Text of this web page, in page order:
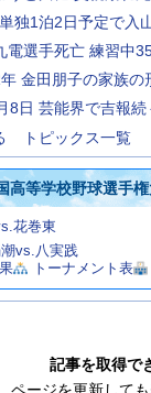
独1泊2日予定で入
電選手死亡 練習中
金田朋子の家族の
8日 芸能界で吉報続
トピックス一覧
高等学校野球選手
花巻東
vs.八実践
トーナメント表
記事を取得で